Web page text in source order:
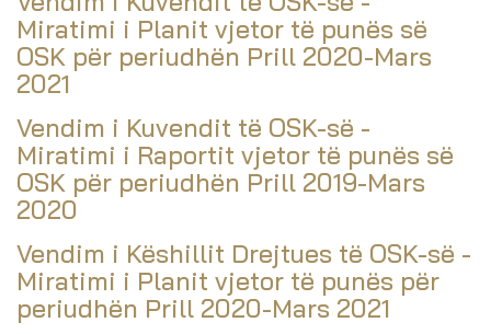
Miratimi i Planit vjetor të punës së
OSK për periudhën Prill 2020-Mars
2021
Vendim i Kuvendit të OSK-së -
Miratimi i Raportit vjetor të punës së
OSK për periudhën Prill 2019-Mars
2020
Vendim i Këshillit Drejtues të OSK-së -
Miratimi i Planit vjetor të punës për
periudhën Prill 2020-Mars 2021